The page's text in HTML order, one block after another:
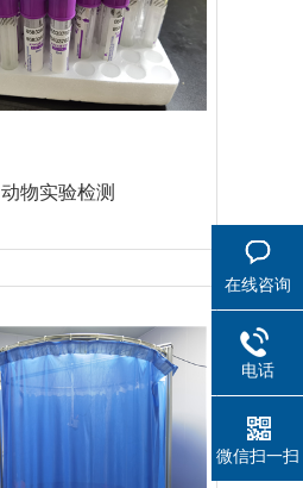
动物实验检测
在线咨询
电话
微信扫一扫